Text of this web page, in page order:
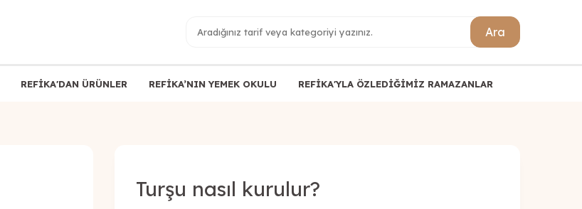
Ara
REFİKA'DAN ÜRÜNLER REFİKA’NIN YEMEK OKULU REFİKA'YLA ÖZLEDİĞİMİZ RAMAZANLAR
Turşu nasıl kurulur?